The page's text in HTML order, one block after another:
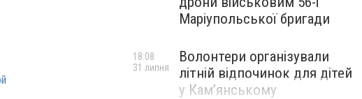
Маріупольської бригади
Волонтери організували
літній відпочинок для дітей
у Кам’янському
18:08
31 липня